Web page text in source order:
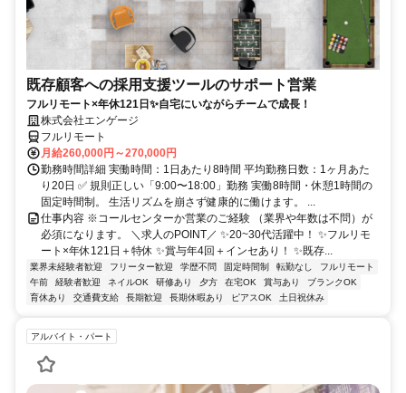
既存顧客への採用支援ツールのサポート営業
フルリモート×年休121日✨自宅にいながらチームで成長！
株式会社エンゲージ
フルリモート
月給260,000円～270,000円
勤務時間詳細 実働時間：1日あたり8時間 平均勤務日数：1ヶ月あた
り20日 ✅ 規則正しい「9:00〜18:00」勤務 実働8時間・休憩1時間の
固定時間制。 生活リズムを崩さず健康的に働けます。 ...
仕事内容 ※コールセンターか営業のご経験 （業界や年数は不問）が
必須になります。 ＼求人のPOINT／ ✨20~30代活躍中！ ✨フルリモ
ート×年休121日＋特休 ✨賞与年4回＋インセあり！ ✨既存...
業界未経験者歓迎 フリーター歓迎 学歴不問 固定時間制 転勤なし
フルリモート
午前
経験者歓迎 ネイルOK 研修あり 夕方 在宅OK 賞与あり
ブランクOK
育休あり
交通費支給 長期歓迎 長期休暇あり ピアスOK 土日祝休み
アルバイト・パート